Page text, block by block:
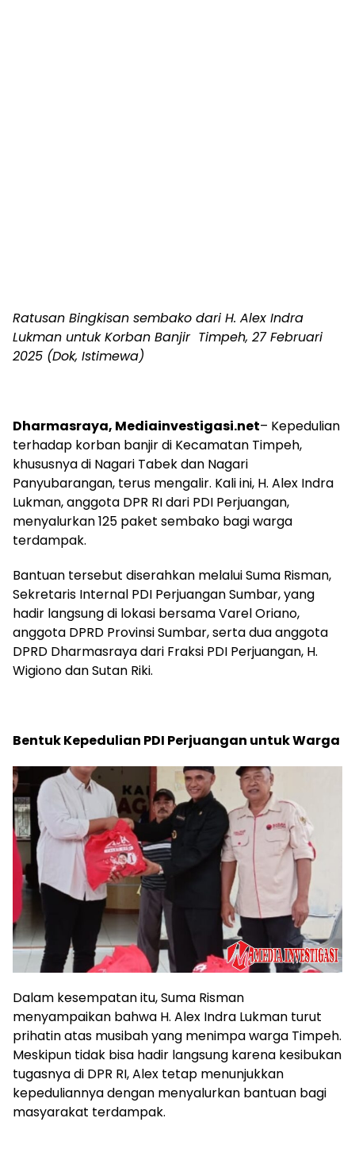
Ratusan Bingkisan sembako dari H. Alex Indra
Lukman untuk Korban Banjir Timpeh, 27 Februari
2025 (Dok, Istimewa)
Dharmasraya, Mediainvestigasi.net– Kepedulian
terhadap korban banjir di Kecamatan Timpeh,
khususnya di Nagari Tabek dan Nagari
Panyubarangan, terus mengalir. Kali ini, H. Alex Indra
Lukman, anggota DPR RI dari PDI Perjuangan,
menyalurkan 125 paket sembako bagi warga
terdampak.
Bantuan tersebut diserahkan melalui Suma Risman,
Sekretaris Internal PDI Perjuangan Sumbar, yang
hadir langsung di lokasi bersama Varel Oriano,
anggota DPRD Provinsi Sumbar, serta dua anggota
DPRD Dharmasraya dari Fraksi PDI Perjuangan, H.
Wigiono dan Sutan Riki.
Bentuk Kepedulian PDI Perjuangan untuk Warga
Dalam kesempatan itu, Suma Risman
menyampaikan bahwa H. Alex Indra Lukman turut
prihatin atas musibah yang menimpa warga Timpeh.
Meskipun tidak bisa hadir langsung karena kesibukan
tugasnya di DPR RI, Alex tetap menunjukkan
kepeduliannya dengan menyalurkan bantuan bagi
masyarakat terdampak.